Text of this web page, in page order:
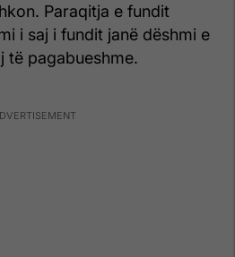
Paraqitja e fundit
i saj i fundit janë dëshmi e
të pagabueshme.